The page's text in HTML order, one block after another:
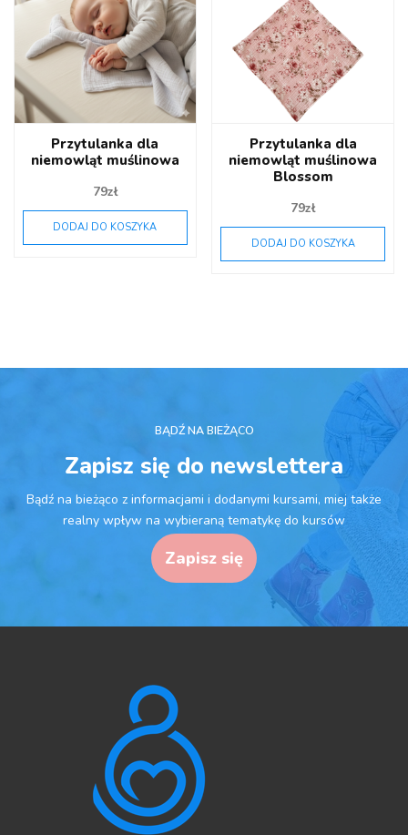
Przytulanka dla
niemowląt muślinowa
79zł
DODAJ DO KOSZYKA
Przytulanka dla
niemowląt muślinowa
Blossom
79zł
DODAJ DO KOSZYKA
BĄDŹ NA BIEŻĄCO
Zapisz się do newslettera
Bądź na bieżąco z informacjami i dodanymi kursami, miej także
realny wpływ na wybieraną tematykę do kursów
Zapisz się